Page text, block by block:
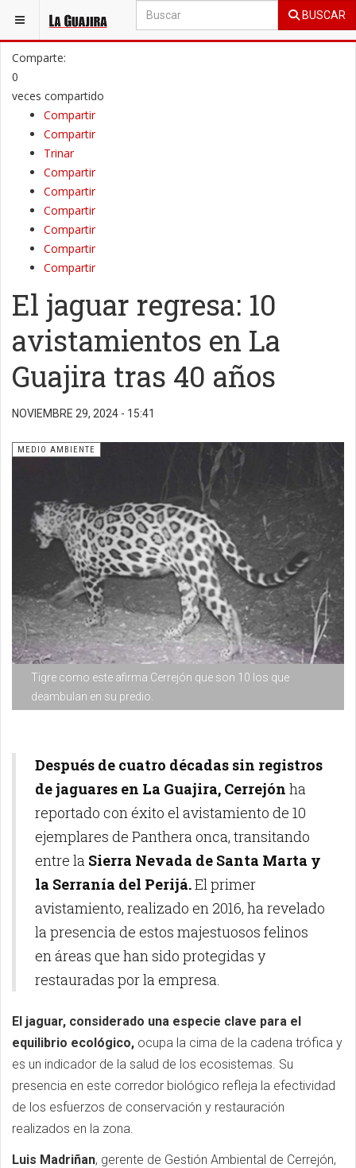
BUSCAR
ESTÁ AQUÍ: GENERAL MEDIO AMBIENTE
Comparte:
0
veces compartido
Compartir
Compartir
Trinar
Compartir
Compartir
Compartir
Compartir
Compartir
Compartir
El jaguar regresa: 10
avistamientos en La
Guajira tras 40 años
NOVIEMBRE 29, 2024 - 15:41
Tigre como este afirma Cerrejón que son 10 los que
deambulan en su predio.
MEDIO AMBIENTE
Después de cuatro décadas sin registros
de jaguares en La Guajira, Cerrejón ha
reportado con éxito el avistamiento de 10
ejemplares de Panthera onca, transitando
entre la Sierra Nevada de Santa Marta y
la Serranía del Perijá.El primer
avistamiento, realizado en 2016, ha revelado
la presencia de estos majestuosos felinos
en áreas que han sido protegidas y
restauradas por la empresa.
El jaguar, considerado una especie clave para el
equilibrio ecológico, ocupa la cima de la cadena trófica y
es un indicador de la salud de los ecosistemas. Su
presencia en este corredor biológico refleja la efectividad
de los esfuerzos de conservación y restauración
realizados en la zona.
Luis Madriñan, gerente de Gestión Ambiental de Cerrejón,